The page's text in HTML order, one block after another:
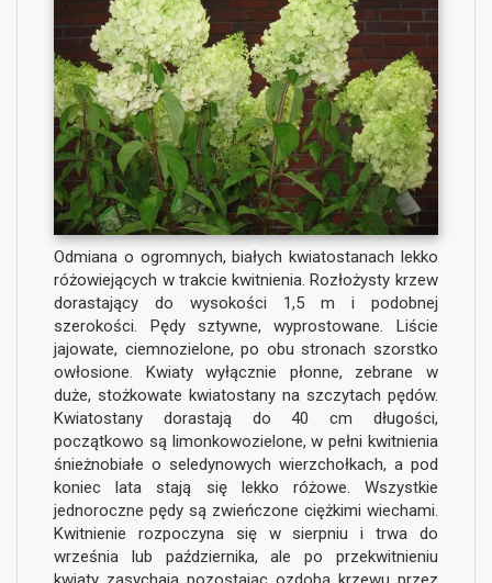
Odmiana o ogromnych, białych kwiatostanach lekko
różowiejących w trakcie kwitnienia. Rozłożysty krzew
dorastający do wysokości 1,5 m i podobnej
szerokości. Pędy sztywne, wyprostowane. Liście
jajowate, ciemnozielone, po obu stronach szorstko
owłosione. Kwiaty wyłącznie płonne, zebrane w
duże, stożkowate kwiatostany na szczytach pędów.
Kwiatostany dorastają do 40 cm długości,
początkowo są limonkowozielone, w pełni kwitnienia
śnieżnobiałe o seledynowych wierzchołkach, a pod
koniec lata stają się lekko różowe. Wszystkie
jednoroczne pędy są zwieńczone ciężkimi wiechami.
Kwitnienie rozpoczyna się w sierpniu i trwa do
września lub października, ale po przekwitnieniu